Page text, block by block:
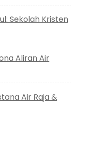
Sekolah Kristen
Aliran Air
Air Raja &